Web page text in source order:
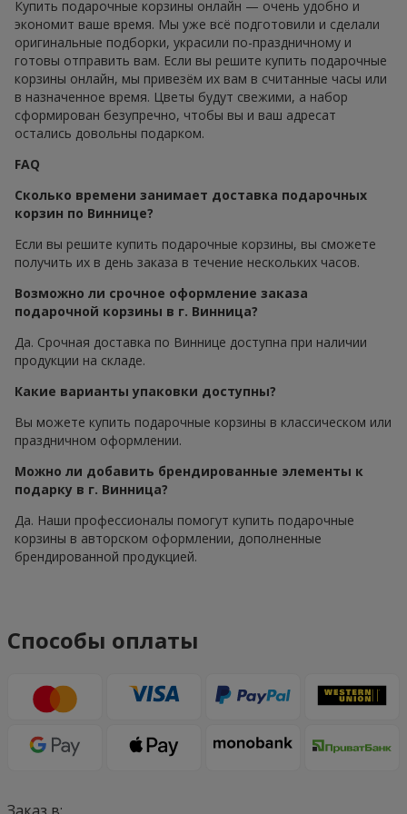
Купить подарочные корзины онлайн — очень удобно и
экономит ваше время. Мы уже всё подготовили и сделали
оригинальные подборки, украсили по-праздничному и
готовы отправить вам. Если вы решите купить подарочные
корзины онлайн, мы привезём их вам в считанные часы или
в назначенное время. Цветы будут свежими, а набор
сформирован безупречно, чтобы вы и ваш адресат
остались довольны подарком.
FAQ
Сколько времени занимает доставка подарочных
корзин по Виннице?
Если вы решите купить подарочные корзины, вы сможете
получить их в день заказа в течение нескольких часов.
Возможно ли срочное оформление заказа
подарочной корзины в г. Винница?
Да. Срочная доставка по Виннице доступна при наличии
продукции на складе.
Какие варианты упаковки доступны?
Вы можете купить подарочные корзины в классическом или
праздничном оформлении.
Можно ли добавить брендированные элементы к
подарку в г. Винница?
Да. Наши профессионалы помогут купить подарочные
корзины в авторском оформлении, дополненные
брендированной продукцией.
Способы оплаты